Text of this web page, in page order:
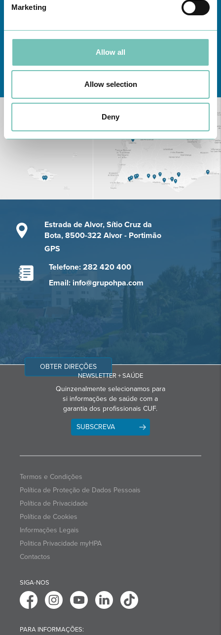
Marketing
Allow all
Allow selection
Deny
Conheça todas as Unidades de saúde CUFaqui
Estrada de Alvor, Sítio Cruz da
Bota, 8500-322 Alvor - Portimão
GPS
Telefone: 282 420 400
Email: info@grupohpa.com
OBTER DIREÇÕES
NEWSLETTER + SAÚDE
Quinzenalmente selecionamos para
si informações de saúde com a
garantia dos profissionais CUF.
SUBSCREVA
Termos e Condições
Política de Proteção de Dados Pessoais
Política de Privacidade
Política de Cookies
Informações Legais
Politica Privacidade myHPA
Contactos
SIGA-NOS
PARA INFORMAÇÕES: